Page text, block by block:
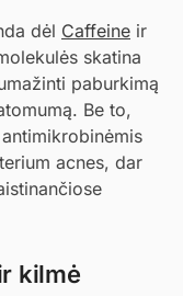
dėl Caffeine ir
skatina
paburkimą
Be to,
acnes, dar
kilmė